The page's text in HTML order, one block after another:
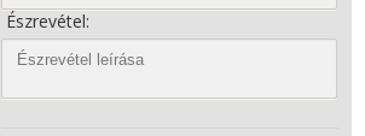
Észrevétel: